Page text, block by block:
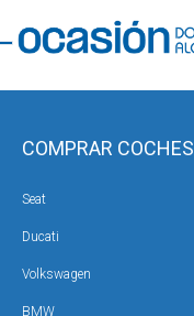
COMPRAR COCHES
Seat
Ducati
Volkswagen
BMW